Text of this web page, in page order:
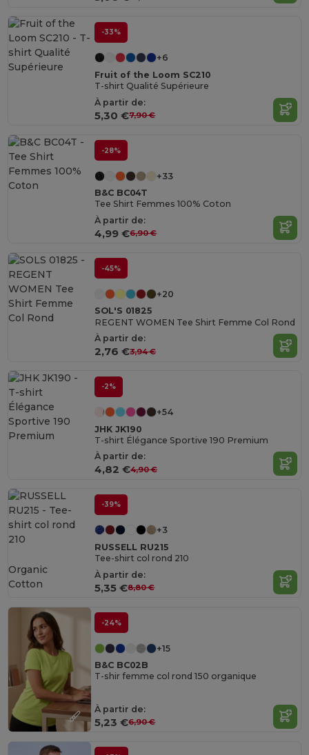
-33%
+6
Fruit of the Loom SC210
T-shirt Qualité Supérieure
À partir de:
5,30 €7,90 €
-28%
+33
B&C BC04T
Tee Shirt Femmes 100% Coton
À partir de:
4,99 €6,90 €
-45%
+20
SOL'S 01825
REGENT WOMEN Tee Shirt Femme Col Rond
À partir de:
2,76 €3,94 €
-2%
+54
JHK JK190
T-shirt Élégance Sportive 190 Premium
À partir de:
4,82 €4,90 €
-39%
+3
RUSSELL RU215
Tee-shirt col rond 210
À partir de:
5,35 €8,80 €
Organic
Cotton
-24%
+15
B&C BC02B
T-shir femme col rond 150 organique
À partir de:
5,23 €6,90 €